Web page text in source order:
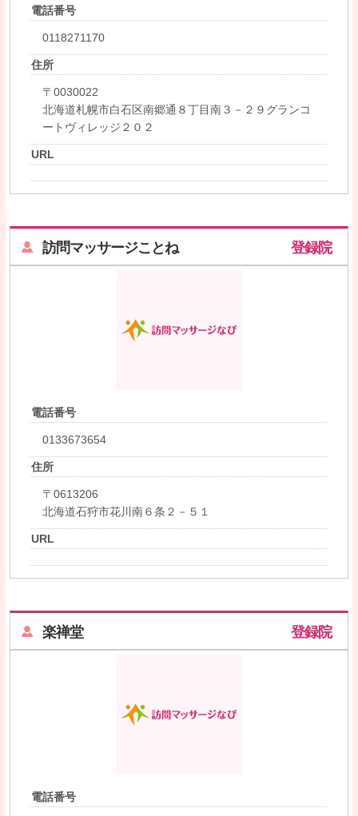
電話番号
0118271170
住所
〒0030022
北海道札幌市白石区南郷通８丁目南３－２９グランコ
ートヴィレッジ２０２
URL
訪問マッサージことね 登録院
電話番号
0133673654
住所
〒0613206
北海道石狩市花川南６条２－５１
URL
楽禅堂 登録院
電話番号